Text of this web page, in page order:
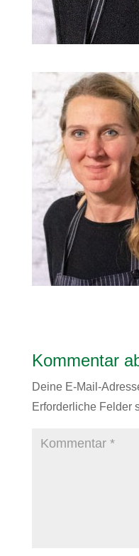
Kommentar
Deine E-Mail-
Erforderliche Felder